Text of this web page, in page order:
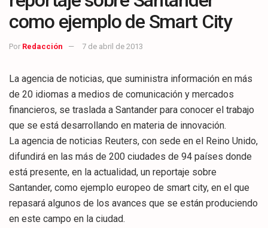
como ejemplo de Smart City
Por Redacción 7 de abril de 2013
La agencia de noticias, que suministra información en más
de 20 idiomas a medios de comunicación y mercados
financieros, se traslada a Santander para conocer el trabajo
que se está desarrollando en materia de innovación.
La agencia de noticias Reuters, con sede en el Reino Unido,
difundirá en las más de 200 ciudades de 94 países donde
está presente, en la actualidad, un reportaje sobre
Santander, como ejemplo europeo de smart city, en el que
repasará algunos de los avances que se están produciendo
en este campo en la ciudad.